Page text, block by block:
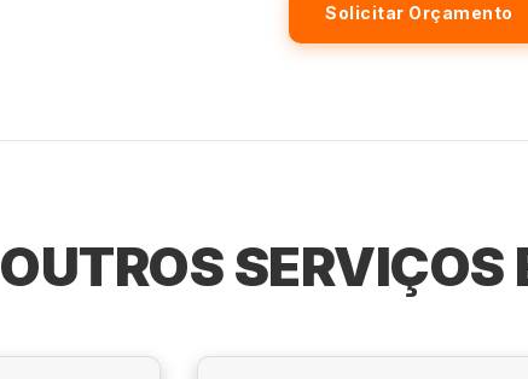
Solicitar Orçamento
OUTROS